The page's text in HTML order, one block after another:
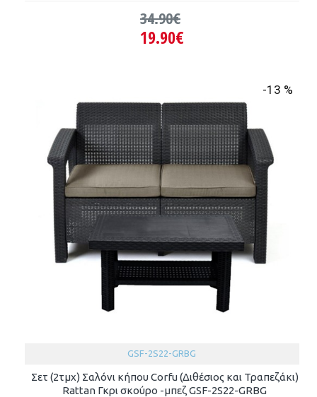
19.90€
34.90€
-13 %
GSF-2S22-GRBG
Σετ (2τμχ) Σαλόνι κήπου Corfu (Διθέσιος και Τραπεζάκι)
Rattan Γκρι σκούρο -μπεζ GSF-2S22-GRBG